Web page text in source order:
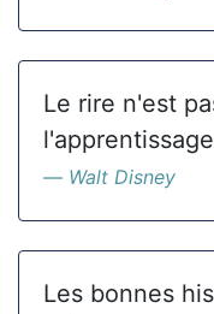
Le rire n'est
Walt Disney
Les bonnes